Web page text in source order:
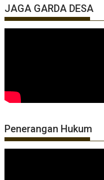
JAGA GARDA DESA
Penerangan Hukum